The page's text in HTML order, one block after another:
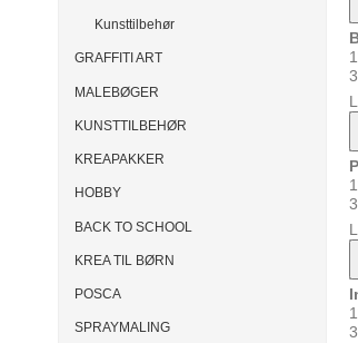
Kunsttilbehør
GRAFFITI ART
MALEBØGER
KUNSTTILBEHØR
KREAPAKKER
HOBBY
BACK TO SCHOOL
KREA TIL BØRN
POSCA
SPRAYMALING